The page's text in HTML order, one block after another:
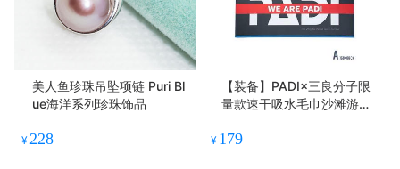
美人鱼珍珠吊坠项链 Puri Bl
ue海洋系列珍珠饰品
¥ 228
【装备】PADI×三良分子限
量款速干吸水毛巾沙滩游泳
¥ 179